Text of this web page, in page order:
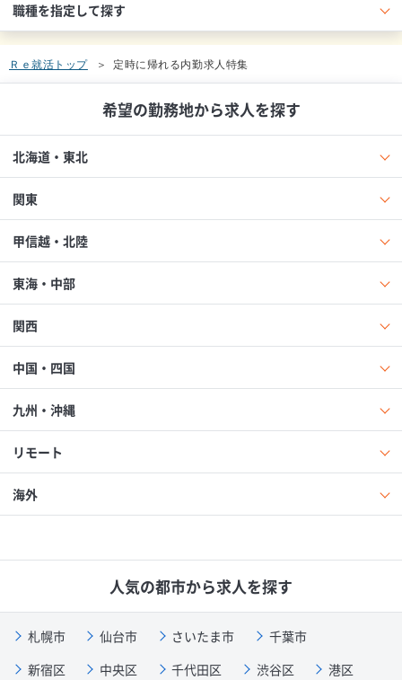
職種を指定して探す
Ｒｅ就活トップ 定時に帰れる内勤求人特集
希望の勤務地から求人を探す
北海道・東北
関東
甲信越・北陸
東海・中部
関西
中国・四国
九州・沖縄
リモート
海外
人気の都市から求人を探す
札幌市 仙台市 さいたま市
千葉市
新宿区
中央区 千代田区 渋谷区
港区